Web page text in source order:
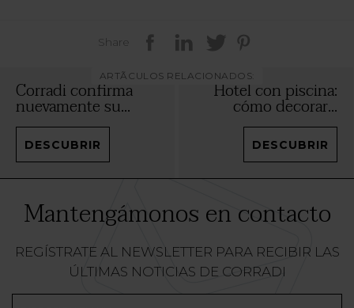
Share
ARTÃCULOS RELACIONADOS:
Corradi confirma
nuevamente su...
DESCUBRIR
Hotel con piscina:
cómo decorar...
DESCUBRIR
Mantengámonos en contacto
REGÍSTRATE AL NEWSLETTER PARA RECIBIR LAS
ÚLTIMAS NOTICIAS DE CORRADI